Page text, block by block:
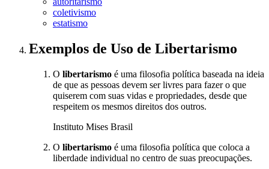
coletivismo
estatismo
Exemplos de Uso de Libertarismo
O libertarismo é uma filosofia política baseada na ideia
de que as pessoas devem ser livres para fazer o que
quiserem com suas vidas e propriedades, desde que
respeitem os mesmos direitos dos outros.
Instituto Mises Brasil
O libertarismo é uma filosofia política que coloca a
liberdade individual no centro de suas preocupações.